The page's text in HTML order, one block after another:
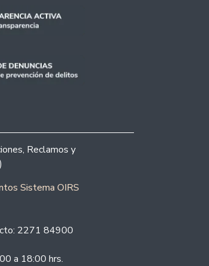
Reclamos y
Sistema OIRS
2271 84900
a 18:00 hrs.